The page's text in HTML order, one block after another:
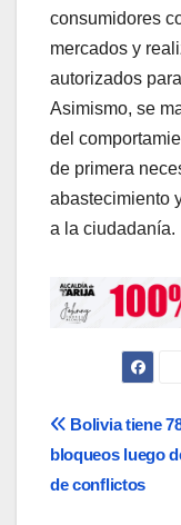
consumidores
mercados y
autorizados
Asimismo, se
del
de primera
abastecimiento
a la ciudadanía.
de
Bolivia tiene
bloqueos luego
de conflictos